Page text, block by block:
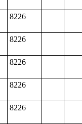
8226
8226
8226
8226
8226